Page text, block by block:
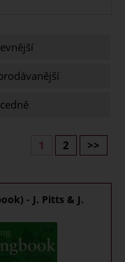
1 2 >>
- J. Pitts & J.